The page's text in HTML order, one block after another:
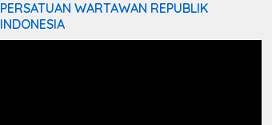
PERSATUAN WARTAWAN REPUBLIK
INDONESIA